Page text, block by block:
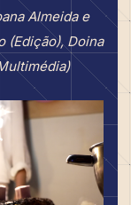
Almeida e
(Edição), Doina